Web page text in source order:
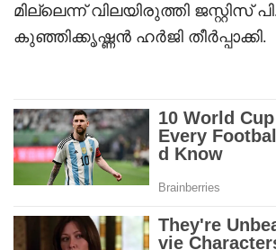
മില്ലെന്ന് വിലയിരുത്തി ജസ്റ്റിസ്
കുഞ്ഞിക്കൃഷ്ണൻ ഹർജി തീർപ്പാക്കി.